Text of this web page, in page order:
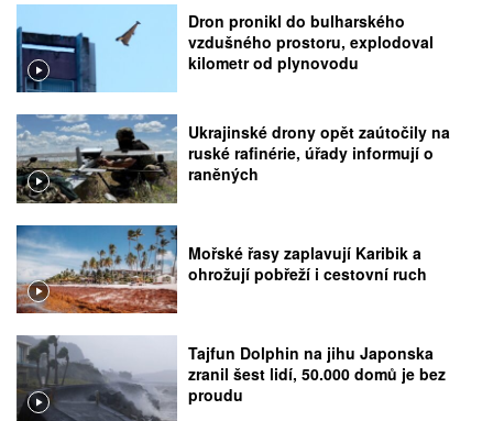
Dron pronikl do bulharského
vzdušného prostoru, explodoval
kilometr od plynovodu
Ukrajinské drony opět zaútočily na
ruské rafinérie, úřady informují o
raněných
Mořské řasy zaplavují Karibik a
ohrožují pobřeží i cestovní ruch
Tajfun Dolphin na jihu Japonska
zranil šest lidí, 50.000 domů je bez
proudu